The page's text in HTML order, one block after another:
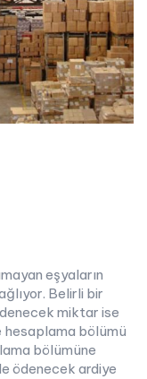
eşyaların
Belirli bir
miktar ise
hesaplama bölümü
bölümüne
ödenecek ardiye